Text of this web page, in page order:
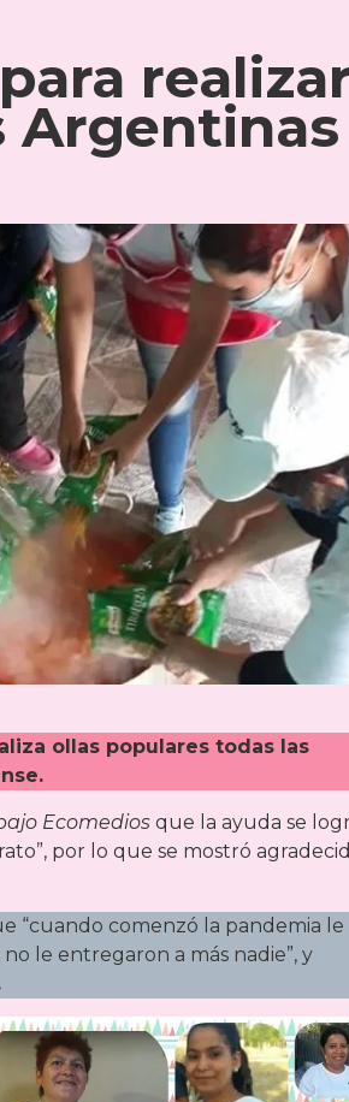
Argentinas
ollas populares todas las
Ecomedios que la ayuda se
por lo que se mostró
“cuando comenzó la pandemia le
le entregaron a más nadie”, y